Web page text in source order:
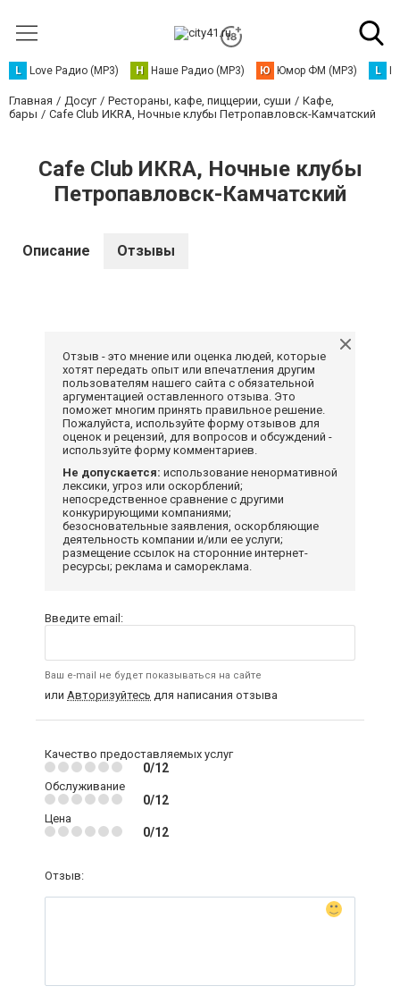
L Love Радио (MP3) Н Наше Радио (MP3) Ю Юмор ФМ (MP3) L
Главная Досуг Рестораны, кафе, пиццерии, суши
Кафе,
бары
Cafe Club ИКRA, Ночные клубы Петропавловск-Камчатский
Cafe Club ИКRA, Ночные клубы
Петропавловск-Камчатский
Описание Отзывы
Отзыв - это мнение или оценка людей, которые
хотят передать опыт или впечатления другим
пользователям нашего сайта с обязательной
аргументацией оставленного отзыва. Это
поможет многим принять правильное решение.
Пожалуйста, используйте форму отзывов для
оценок и рецензий, для вопросов и обсуждений -
используйте форму комментариев.
Не допускается: использование ненормативной
лексики, угроз или оскорблений;
непосредственное сравнение с другими
конкурирующими компаниями;
безосновательные заявления, оскорбляющие
деятельность компании и/или ее услуги;
размещение ссылок на сторонние интернет-
ресурсы; реклама и самореклама.
Введите email:
Ваш e-mail не будет показываться на сайте
или Авторизуйтесь для написания отзыва
Качество предоставляемых услуг
0/12
Обслуживание
0/12
Цена
0/12
Отзыв: